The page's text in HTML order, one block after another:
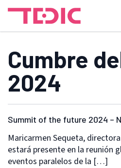
Cumbre
2024
Summit of the future 2024 –
Maricarmen Sequeta,
estará presente en la reunión
eventos paralelos de la […]